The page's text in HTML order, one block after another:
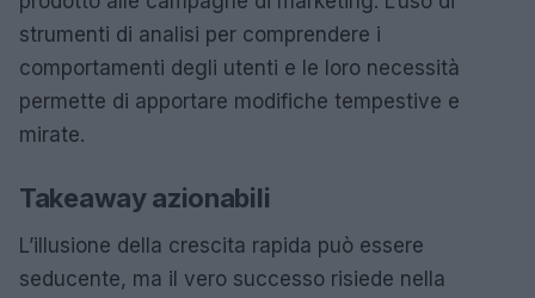
strumenti di analisi per comprendere i
comportamenti degli utenti e le loro necessità
permette di apportare modifiche tempestive e
mirate.
Takeaway azionabili
L’illusione della crescita rapida può essere
seducente, ma il vero successo risiede nella